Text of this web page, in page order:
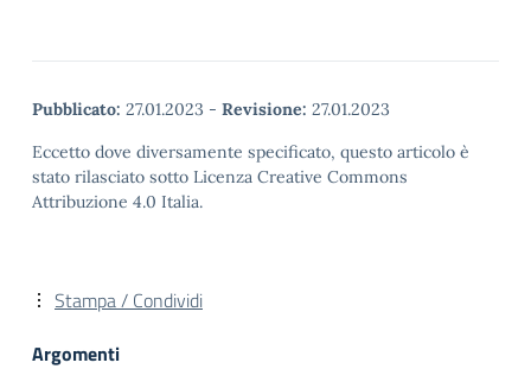
Pubblicato: 27.01.2023 - Revisione: 27.01.2023
Eccetto dove diversamente specificato, questo articolo è
stato rilasciato sotto Licenza Creative Commons
Attribuzione 4.0 Italia.
Stampa / Condividi
Argomenti